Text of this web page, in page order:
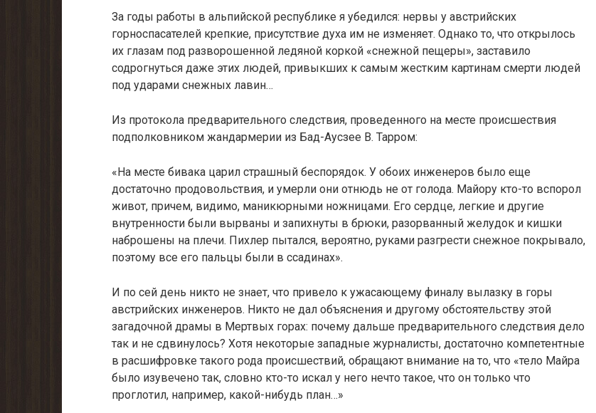
За годы работы в альпийской республике я убедился: нервы у австрийских
горноспасателей крепкие, присутствие духа им не изменяет. Однако то, что открылось
их глазам под разворошенной ледяной коркой «снежной пещеры», заставило
содрогнуться даже этих людей, привыкших к самым жестким картинам смерти людей
под ударами снежных лавин…
Из протокола предварительного следствия, проведенного на месте происшествия
подполковником жандармерии из Бад-Аусзее В. Тарром:
«На месте бивака царил страшный беспорядок. У обоих инженеров было еще
достаточно продовольствия, и умерли они отнюдь не от голода. Майору кто-то вспорол
живот, причем, видимо, маникюрными ножницами. Его сердце, легкие и другие
внутренности были вырваны и запихнуты в брюки, разорванный желудок и кишки
наброшены на плечи. Пихлер пытался, вероятно, руками разгрести снежное покрывало,
поэтому все его пальцы были в ссадинах».
И по сей день никто не знает, что привело к ужасающему финалу вылазку в горы
австрийских инженеров. Никто не дал объяснения и другому обстоятельству этой
загадочной драмы в Мертвых горах: почему дальше предварительного следствия дело
так и не сдвинулось? Хотя некоторые западные журналисты, достаточно компетентные
в расшифровке такого рода происшествий, обращают внимание на то, что «тело Майра
было изувечено так, словно кто-то искал у него нечто такое, что он только что
проглотил, например, какой-нибудь план…»